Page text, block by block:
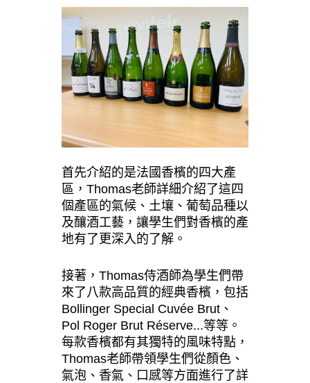
首先介紹的是法國香檳的四大產
區，Thomas老師詳細介紹了這四
個產區的氣候、土壤、葡萄品種以
及釀酒工藝，讓學生們對香檳的產
地有了更深入的了解。
接著，Thomas侍酒師為學生們帶
來了八款高品質的經典香檳，包括
Bollinger Special Cuvée Brut、
Pol Roger Brut Réserve...等等。
每款香檳都有其獨特的風味特點，
Thomas老師帶領學生們從顏色、
氣泡、香氣、口感等方面進行了詳